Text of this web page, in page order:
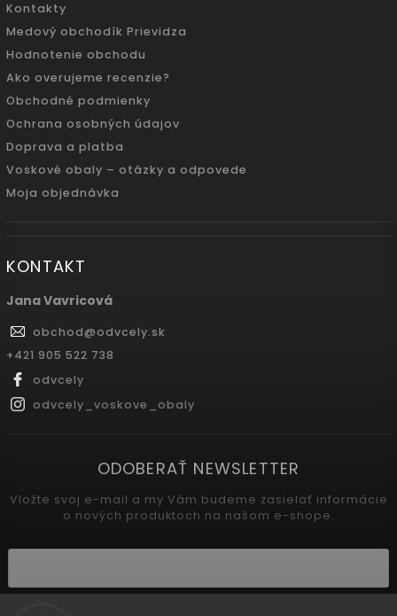
Kontakty
Medový obchodík Prievidza
Hodnotenie obchodu
Ako overujeme recenzie?
Obchodné podmienky
Ochrana osobných údajov
Doprava a platba
Voskové obaly – otázky a odpovede
Moja objednávka
KONTAKT
Jana Vavricová
obchod@odvcely.sk
+421 905 522 738
odvcely
odvcely_voskove_obaly
ODOBERAŤ NEWSLETTER
Vložte svoj e-mail a my Vám budeme zasielať informácie
o nových produktoch na našom e-shope.